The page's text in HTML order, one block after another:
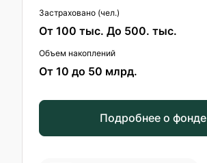
Застраховано (чел.)
От 100 тыс. До 500. тыс.
Объем накоплений
От 10 до 50 млрд.
Подробнее о фонде